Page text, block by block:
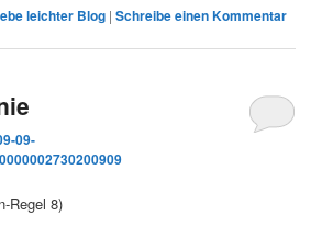
leichter Blog |Schreibe einen Kommentar
09-
Regel 8)